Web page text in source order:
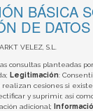
BÁSICA
DE DATOS
VELEZ, S.L.
consultas planteadas
Legitimación:
realizan cesiones si
y suprimir, así
adicional;